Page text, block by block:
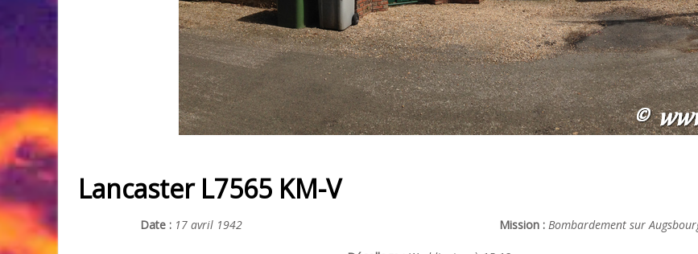
Lancaster L7565 KM-V
Date : 17 avril 1942 Mission : Bombardement sur